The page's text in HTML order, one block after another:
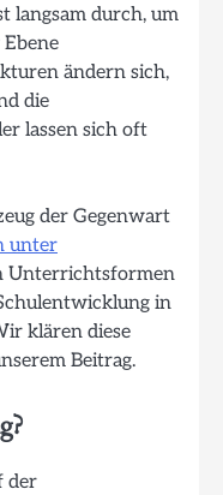
langsam durch, um
ändern sich,
die
lassen sich oft
der Gegenwart
unter
Unterrichtsformen
in
klären diese
Beitrag.
der